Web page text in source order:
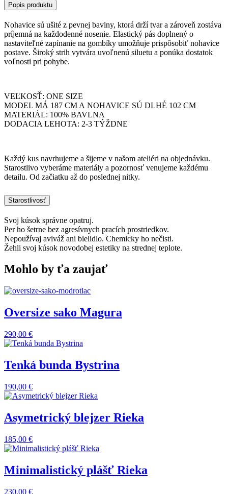
MN
Popis produktu
Nohavice sú ušité z pevnej bavlny, ktorá drží tvar a zároveň zostáva
príjemná na každodenné nosenie. Elastický pás doplnený o
nastaviteľné zapínanie na gombíky umožňuje prispôsobiť nohavice
postave. Široký strih vytvára uvoľnenú siluetu a ponúka dostatok
voľnosti pri pohybe.
VEĽKOSŤ: ONE SIZE
MODEL MÁ 187 CM A NOHAVICE SÚ DLHÉ 102 CM
MATERIÁL: 100% BAVLNA
DODACIA LEHOTA: 2-3 TÝŽDNE
Každý kus navrhujeme a šijeme v našom ateliéri na objednávku.
Starostlivo vyberáme materiály a pozornosť venujeme každému
detailu. Od začiatku až do poslednej nitky.
Starostlivosť
Svoj kúsok správne opatruj.
Per ho šetrne bez agresívnych pracích prostriedkov.
Nepoužívaj aviváž ani bielidlo. Chemicky ho nečisti.
Žehli svoj kúsok novodobej estetiky na strednej teplote.
Mohlo by ťa zaujať
Oversize sako Magura
290,00 €
Tenká bunda Bystrina
190,00 €
Asymetrický blejzer Rieka
185,00 €
Minimalistický plášť Rieka
230,00 €